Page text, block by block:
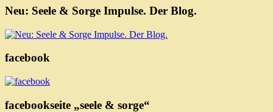
Neu: Seele & Sorge Impulse. Der Blog.
facebook
facebookseite „seele & sorge“